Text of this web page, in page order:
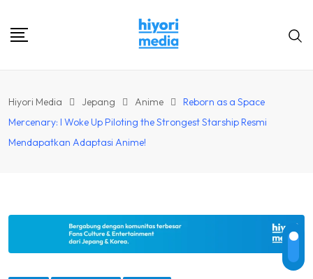
Hiyori Media Jepang Anime
Reborn as a Space
Mercenary: I Woke Up Piloting the Strongest Starship Resmi
Mendapatkan Adaptasi Anime!